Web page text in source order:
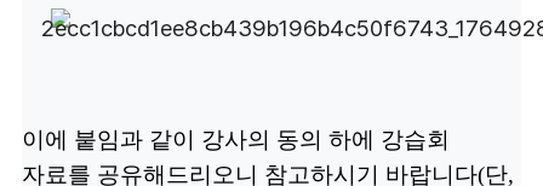
이에 붙임과 같이 강사의 동의 하에 강습회
자료를 공유해드리오니 참고하시기 바랍니다(단,